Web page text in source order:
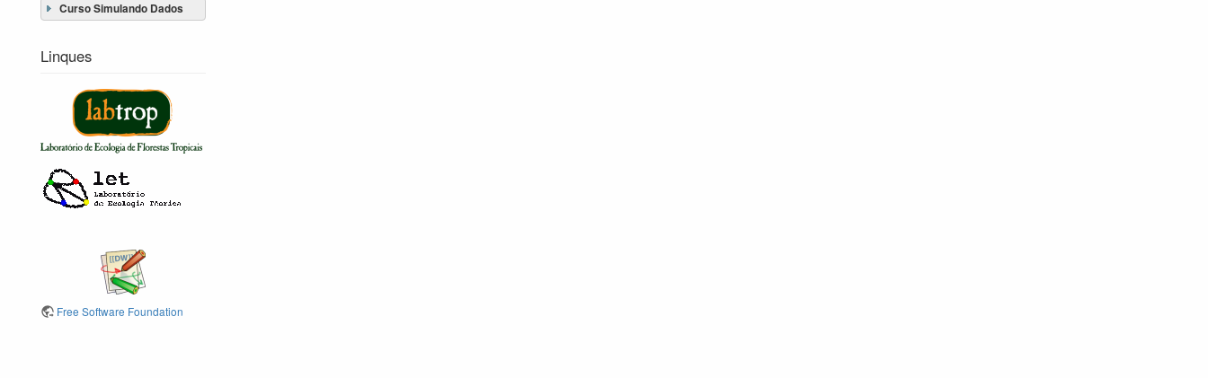
Curso Simulando Dados
Linques
Free Software Foundation